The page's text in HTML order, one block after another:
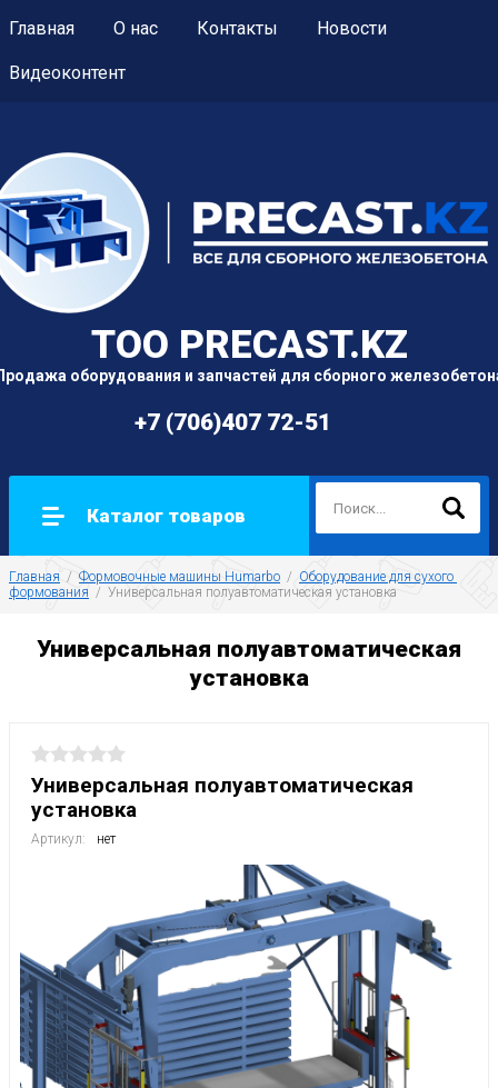
Главная О нас Контакты Новости
Видеоконтент
TOO PRECAST.KZ
оборудования и запчастей для сборного
+7 (706)407 72-51
Каталог товаров
Главная
  /
Формовочные машины Humarbo
  /
Оборудование для сухого
формования
  /
Универсальная полуавтоматическая установка
Универсальная полуавтоматическая
установка
Универсальная полуавтоматическая
установка
Артикул: нет